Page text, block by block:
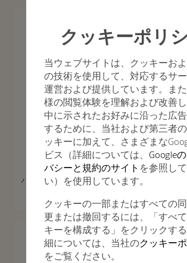
パトリモニー
1950年代の洗練されたミニマリズムを昇華させた「
レクション。スリムなケースが描く純粋なラインと
コレクションを見る
パトリモニー
パトリモニー・オートマティッ
40 mm - ホワイトゴールド
パ
42.5 mm -
クッキーポリ
当ウェブサイトは、クッキーお
の技術を使用して、対応するサ
運営および提供しています。ま
様の閲覧体験を理解および改善
中に示されたお好みに沿った広
するために、当社および第三者
ッキーに加えて、さまざまな
ビス（詳細については、 Google
バシーと規約のサイト を参照し
い）を使用しています。
クッキーの一部またはすべての
更または撤回するには、「すべ
キーを構成する」をクリックす
細については、当社のクッキー
をご覧ください。